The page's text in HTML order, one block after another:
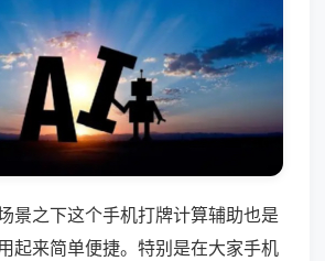
景之下这个手机打牌计算辅助也是
起来简单便捷。特别是在大家手机